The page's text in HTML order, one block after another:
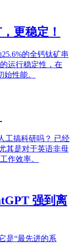
更稳定！
的全钙钛矿串
运行稳定性，在
性能。
工搞科研吗？ 已经
其是对于英语非母
作效率。
强到离
是“最先进的系